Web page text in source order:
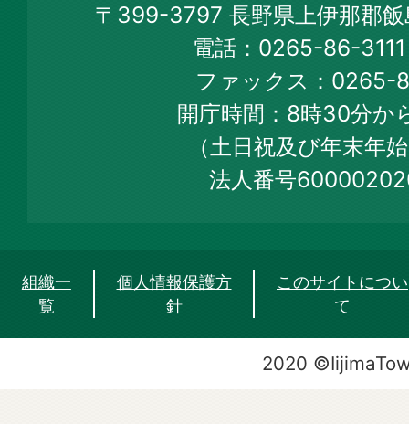
Town
Official
Web
Site
〒399-3797 長野県上伊那郡
電話：0265-86-
ファックス：0265-
開庁時間：8時30分か
（土日祝及び年末年
法人番号
組織一
覧
個人情報保護方
針
このサイトについ
て
2020